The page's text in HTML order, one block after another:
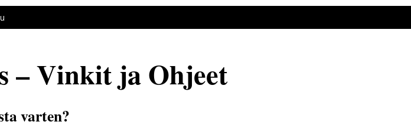
– Vinkit ja Ohjeet
varten?